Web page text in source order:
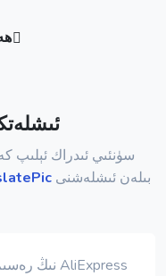
سۈنئىي ئىدراك ئېلىپ
بىلەن ئىشلەشنى